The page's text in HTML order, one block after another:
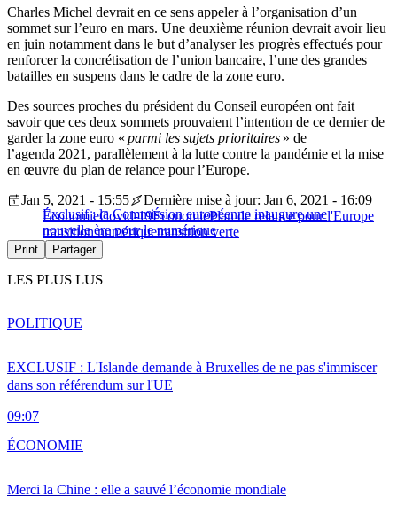
Charles Michel devrait en ce sens appeler à l’organisation d’un
sommet sur l’euro en mars. Une deuxième réunion devrait avoir lieu
en juin notamment dans le but d’analyser les progrès effectués pour
renforcer la concrétisation de l’union bancaire, l’une des grandes
batailles en suspens dans le cadre de la zone euro.
Des sources proches du président du Conseil européen ont fait
savoir que ces deux sommets prouvaient l’intention de ce dernier de
garder la zone euro « parmi les sujets prioritaires » de
l’agenda 2021, parallèlement à la lutte contre la pandémie et la mise
en œuvre du plan de relance pour l’Europe.
Exclusif : la Commission européenne inaugure une
nouvelle ère pour le numérique
Jan 5, 2021 - 15:55
Dernière mise à jour: Jan 6, 2021 - 16:09
ÉconomieCovid-19ÉconomiePlan de relance pour l'Europe
transition numériquetransition verte
Print Partager
LES PLUS LUS
EXCLUSIF : L'Islande demande à Bruxelles de ne pas s'immiscer
dans son référendum sur l'UE
09:07
POLITIQUE
Merci la Chine : elle a sauvé l’économie mondiale
ÉCONOMIE